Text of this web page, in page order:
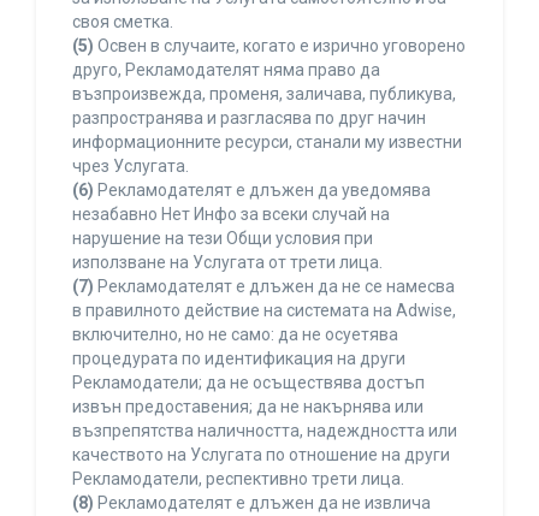
своя сметка.
(5) Освен в случаите, когато е изрично уговорено
друго, Рекламодателят няма право да
възпроизвежда, променя, заличава, публикува,
разпространява и разгласява по друг начин
информационните ресурси, станали му известни
чрез Услугата.
(6) Рекламодателят е длъжен да уведомява
незабавно Нет Инфо за всеки случай на
нарушение на тези Общи условия при
използване на Услугата от трети лица.
(7) Рекламодателят е длъжен да не се намесва
в правилното действие на системата на Adwise,
включително, но не само: да не осуетява
процедурата по идентификация на други
Рекламодатели; да не осъществява достъп
извън предоставения; да не накърнява или
възпрепятства наличността, надеждността или
качеството на Услугата по отношение на други
Рекламодатели, респективно трети лица.
(8) Рекламодателят е длъжен да не извлича